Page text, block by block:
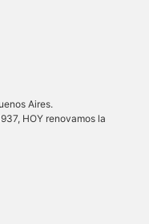
Aires.
HOY renovamos la